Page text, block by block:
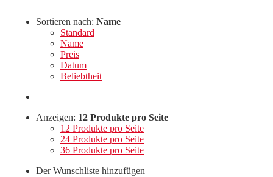
Sortieren nach: Name
Standard
Name
Preis
Datum
Beliebtheit
Anzeigen: 12 Produkte pro Seite
12 Produkte pro Seite
24 Produkte pro Seite
36 Produkte pro Seite
Der Wunschliste hinzufügen